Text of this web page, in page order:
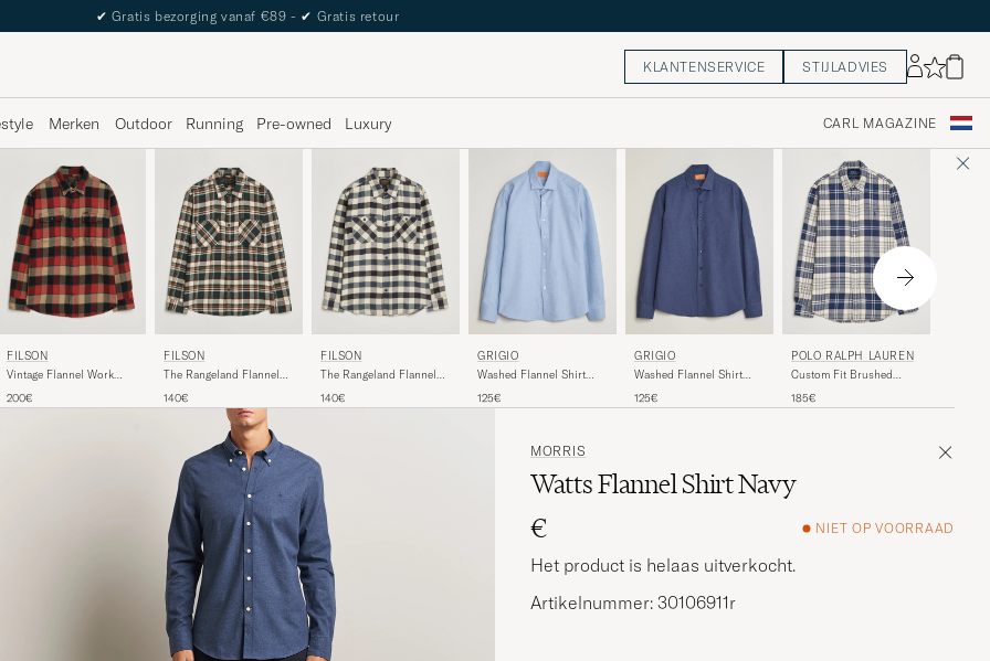
The Care of Carl Passport
KLANTENSERVICE STIJLADVIES
Merken Outdoor Running Pre-owned Luxury CARL MAGAZINE
FILSON
Vintage Flannel Work
200€
FILSON
The Rangeland Flannel
140€
FILSON
The Rangeland Flannel
140€
GRIGIO
Washed Flannel Shirt
125€
GRIGIO
Washed Flannel Shirt
125€
POLO RALPH LAUREN
Custom Fit Brushed
White
185€
MORRIS
Watts Flannel Shirt Navy
€
NIET OP VOORRAAD
Het product is helaas uitverkocht.
Artikelnummer: 30106911r